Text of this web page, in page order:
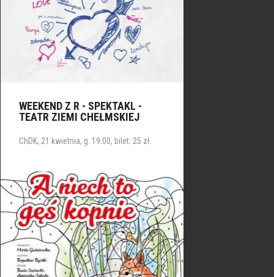
WEEKEND Z R - SPEKTAKL -
TEATR ZIEMI CHEŁMSKIEJ
ChDK, 21 kwietnia, g. 19.00, bilet: 25 zł.